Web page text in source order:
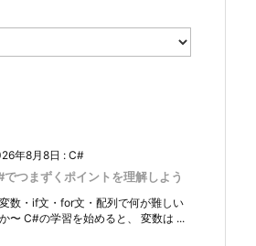
年8月8日 : C#
でつまずくポイントを理解しよう
数・if文・for文・配列で何が難しい
〜 C#の学習を始めると、 変数は ...